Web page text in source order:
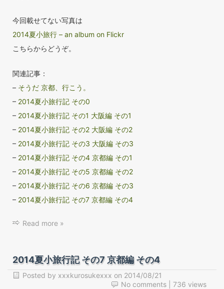
今回載せてない写真は
2014夏小旅行 – an album on Flickr
こちらからどうぞ。
関連記事：
– そうだ 京都、行こう。
– 2014夏小旅行記 その0
– 2014夏小旅行記 その1 大阪編 その1
– 2014夏小旅行記 その2 大阪編 その2
– 2014夏小旅行記 その3 大阪編 その3
– 2014夏小旅行記 その4 京都編 その1
– 2014夏小旅行記 その5 京都編 その2
– 2014夏小旅行記 その6 京都編 その3
– 2014夏小旅行記 その7 京都編 その4
Read more »
2014夏小旅行記 その7 京都編 その4
Posted by xxxkurosukexxx on 2014/08/21
No comments | 736 views